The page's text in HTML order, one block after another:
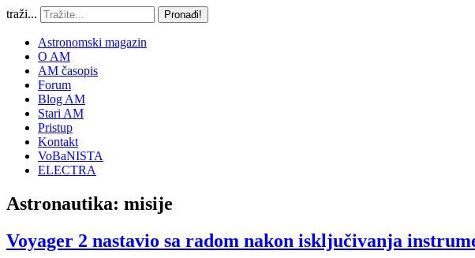
traži... Pronađi!
Astronomski magazin
O AM
AM časopis
Forum
Blog AM
Stari AM
Pristup
Kontakt
VoBaNISTA
ELECTRA
Astronautika: misije
Voyager 2 nastavio sa radom nakon isključivanja